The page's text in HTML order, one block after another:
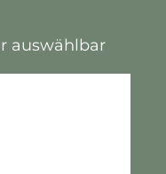
auswählbar